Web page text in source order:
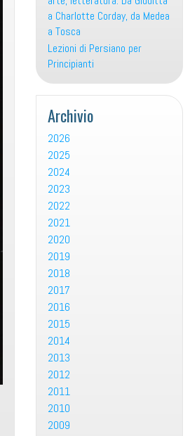
a Charlotte Corday, da Medea
a Tosca
Lezioni di Persiano per
Principianti
Archivio
2026
2025
2024
2023
2022
2021
2020
2019
2018
2017
2016
2015
2014
2013
2012
2011
2010
2009